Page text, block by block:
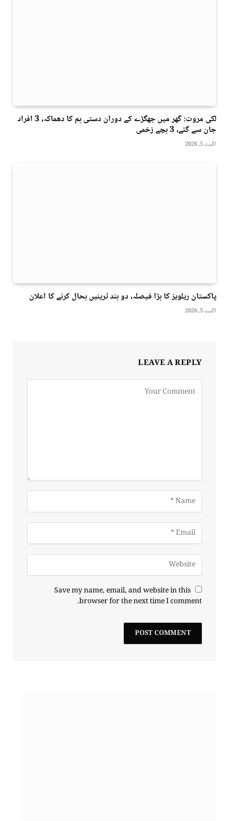
لکی مروت: گھر میں جھگڑے کے دوران دستی بم کا دھماکہ، 3 افراد
جان سے گئے، 3 بچے زخمی
اگست 5, 2026
پاکستان ریلویز کا بڑا فیصلہ، دو بند ٹرینیں بحال کرنے کا اعلان
اگست 5, 2026
LEAVE A REPLY
Save my name, email, and website in this
browser for the next time I comment.